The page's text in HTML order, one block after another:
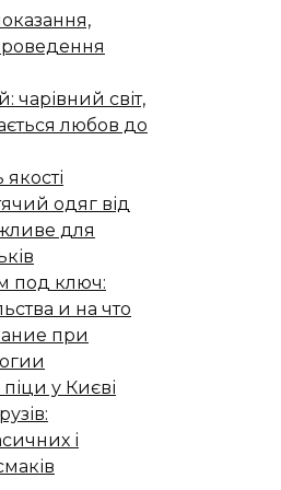
чарівний світ,
любов до
одяг від
для
под ключ:
и на что
при
у Києві
і